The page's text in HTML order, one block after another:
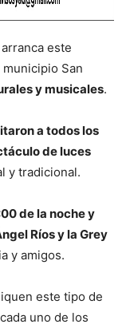
este
San
y musicales.
a todos los
de luces
y tradicional.
de la noche y
Ríos y la Grey
y amigos.
este tipo de
uno de los